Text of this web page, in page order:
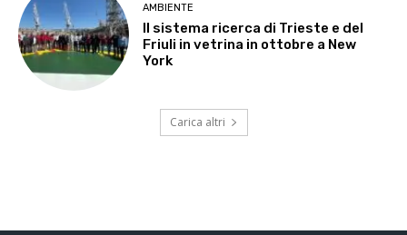
AMBIENTE
Il sistema ricerca di Trieste e del
Friuli in vetrina in ottobre a New
York
Carica altri